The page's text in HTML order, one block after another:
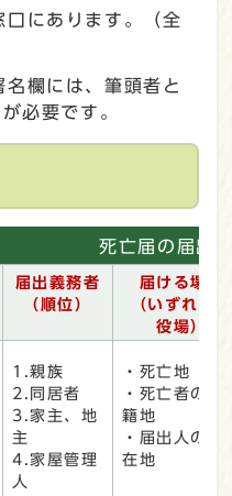
口にあります。（全
欄には、筆頭者と
必要です。
死亡届の届出
届出義務者
（順位）
届ける場所
（いずれか
役場）
1.親族
2.同居者
3.家主、地
主
4.家屋管理
人
・死亡地
・死亡者の本
籍地
・届出人の所
在地